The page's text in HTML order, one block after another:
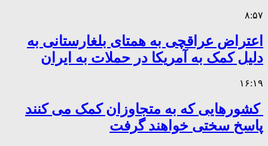
۸:۵۷
اعتراض عراقچی به همتای بلغارستانی به
دلیل کمک به آمریکا در حملات به ایران
۱۶:۱۹
کشورهایی که به متجاوزان کمک می کنند
پاسخ سختی خواهند گرفت